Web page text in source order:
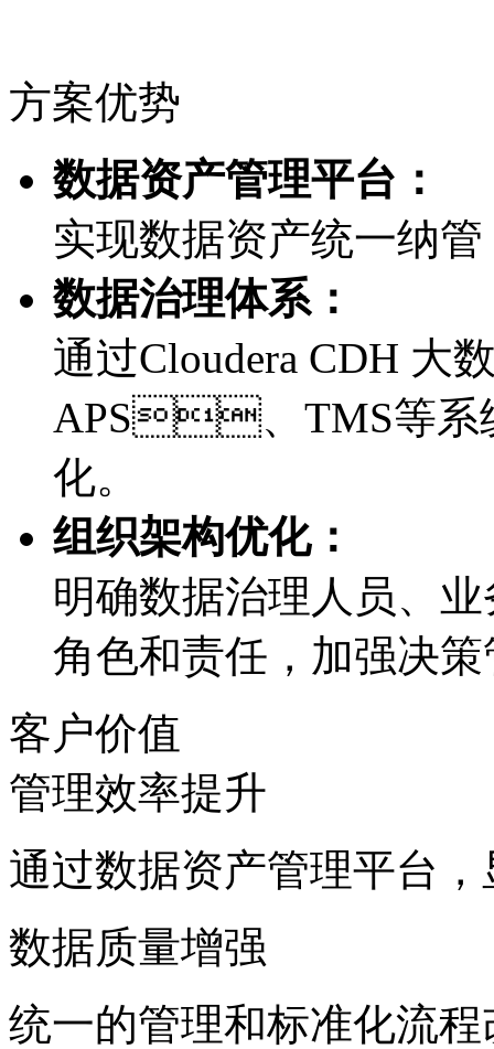
方案优势
数据资产管理平台：
实现数据资产统一纳管
数据治理体系：
通过Cloudera CDH 大
APS、TMS等系统
化。
组织架构优化：
明确数据治理人员、
角色和责任，加强决
客户价值
管理效率提升
通过数据资产管理平台
数据质量增强
统一的管理和标准化流